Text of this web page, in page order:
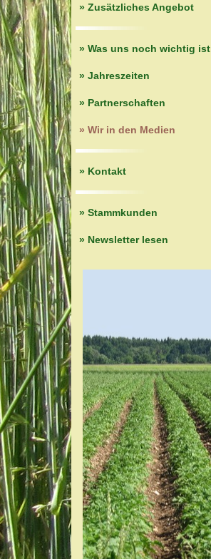
» Zusätzliches Angebot
» Was uns noch wichtig ist
» Jahreszeiten
» Partnerschaften
» Wir in den Medien
» Kontakt
» Stammkunden
» Newsletter lesen